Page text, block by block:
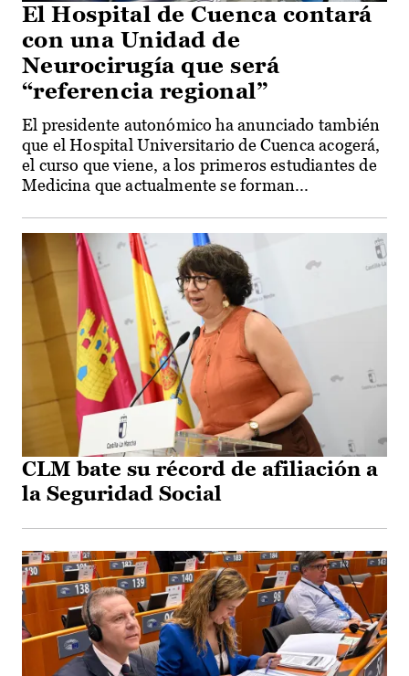
El Hospital de Cuenca contará
con una Unidad de
Neurocirugía que será
“referencia regional”
El presidente autonómico ha anunciado también
que el Hospital Universitario de Cuenca acogerá,
el curso que viene, a los primeros estudiantes de
Medicina que actualmente se forman...
CLM bate su récord de afiliación a
la Seguridad Social